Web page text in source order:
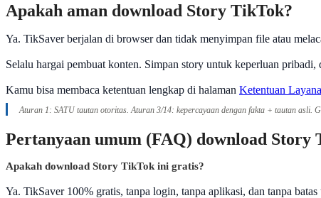
Apakah aman download Story TikTok?
Ya. TikSaver berjalan di browser dan tidak menyimpan file atau
Selalu hargai pembuat konten. Simpan story untuk keperluan
Kamu bisa membaca ketentuan lengkap di halaman Ketentuan
Aturan 1: SATU tautan otoritas. Aturan 3/14: kepercayaan dengan fakta + tautan asli.
Pertanyaan umum (FAQ) download Story
Apakah download Story TikTok ini gratis?
Ya. TikSaver 100% gratis, tanpa login, tanpa aplikasi, dan tanpa batas